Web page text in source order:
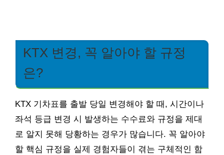
KTX 변경, 꼭 알아야 할 규정
은?
KTX 기차표를 출발 당일 변경해야 할 때, 시간이나
좌석 등급 변경 시 발생하는 수수료와 규정을 제대
로 알지 못해 당황하는 경우가 많습니다. 꼭 알아야
할 핵심 규정을 실제 경험자들이 겪는 구체적인 함